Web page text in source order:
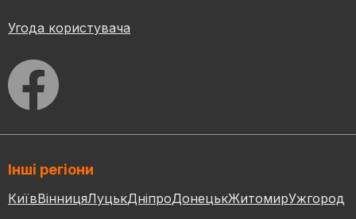
Угода користувача
Інші регіони
КиївВінницяЛуцькДніпроДонецькЖитомирУжгород